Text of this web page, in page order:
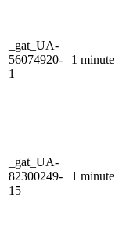
_gat_UA-
56074920-
1
1 minute
_gat_UA-
82300249-
15
1 minute